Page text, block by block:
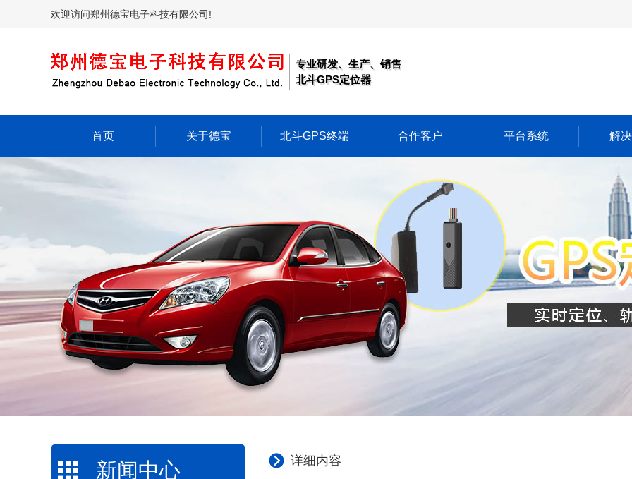
欢迎访问郑州德宝电子科技有限公司!
专业研发、生产、销售
北斗GPS定位器
首页 关于德宝 北斗GPS终端 合作客户 平台系统 解
新闻中心 详细内容